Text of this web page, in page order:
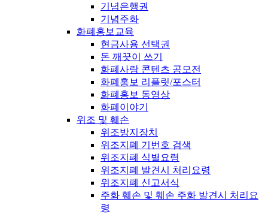
기념은행권
기념주화
화폐홍보교육
현금사용 선택권
돈 깨끗이 쓰기
화폐사랑 콘텐츠 공모전
화폐홍보 리플릿/포스터
화폐홍보 동영상
화폐이야기
위조 및 훼손
위조방지장치
위조지폐 기번호 검색
위조지폐 식별요령
위조지폐 발견시 처리요령
위조지폐 신고서식
주화 훼손 및 훼손 주화 발견시 처리요
령